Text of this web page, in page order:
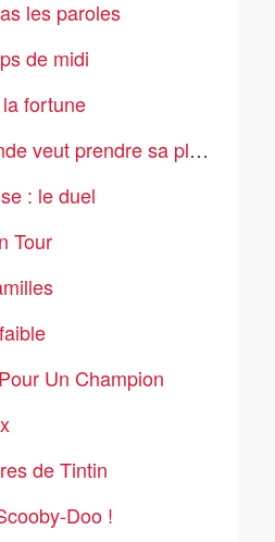
les paroles
de midi
fortune
veut prendre sa place
: le duel
Tour
Un Champion
de Tintin
Doo !